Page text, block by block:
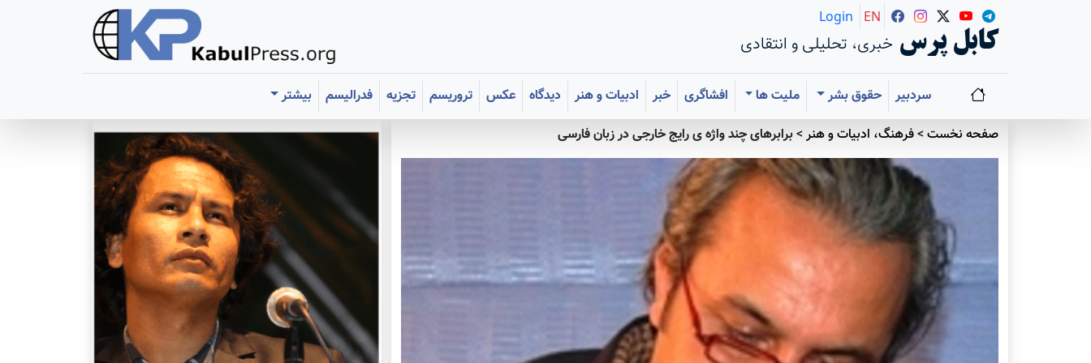
کابل پرس خبری، تحلیلی و انتقادی
Login EN
سردبیر حقوق بشر ملیت ها افشاگری خبر ادبیات و هنر دیدگاه عکس تروریسم تجزیه فدرالیسم
بیشتر
صفحه نخست>فرهنگ، ادبیات و هنر>برابرهای چند واژه ی رایج خارجی در زبان فارسی